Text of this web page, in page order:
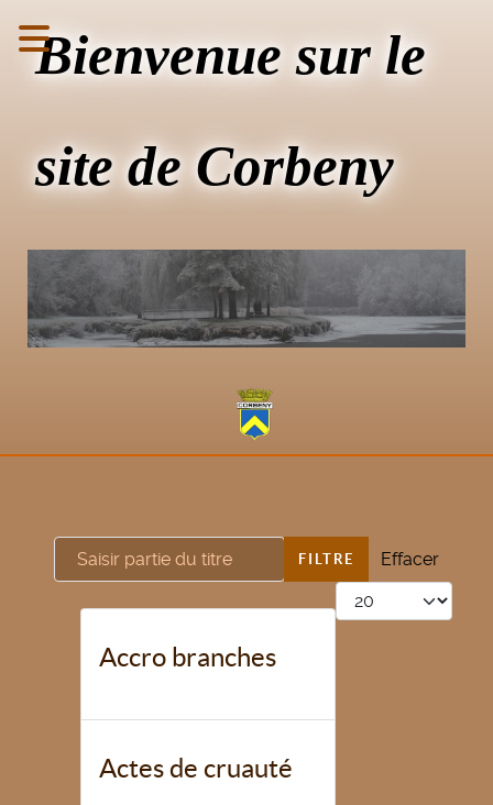
Bienvenue sur le
site de Corbeny
Saisir partie du titre FILTRE
Effacer
Afficher #
Accro branches
Actes de cruauté